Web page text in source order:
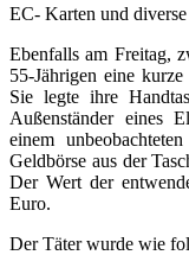
EC- Karten und
Ebenfalls am Freitag,
55-Jährigen eine
Sie legte ihre
Außenständer eines
einem
Geldbörse aus der
Der Wert der
Euro.
Der Täter wurde wie